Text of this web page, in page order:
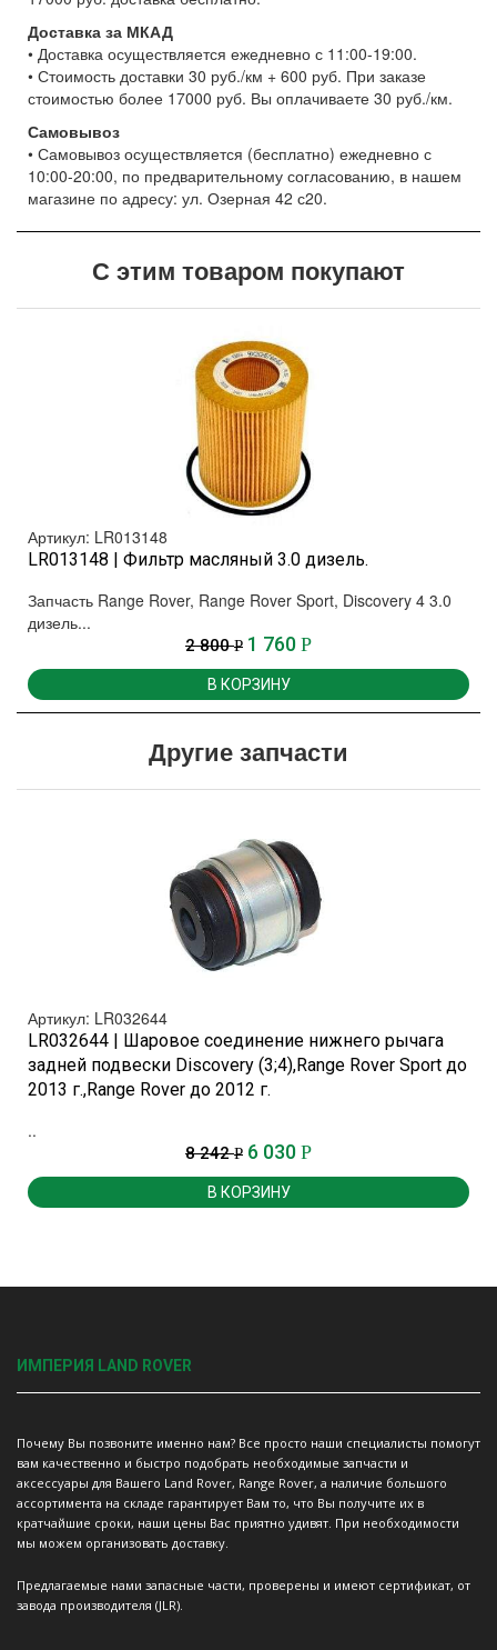
Доставка за МКАД
• Доставка осуществляется ежедневно с 11:00-19:00.
• Стоимость доставки 30 руб./км + 600 руб. При заказе
стоимостью более 17000 руб. Вы оплачиваете 30 руб./км.
Самовывоз
• Самовывоз осуществляется (бесплатно) ежедневно с
10:00-20:00, по предварительному согласованию, в нашем
магазине по адресу: ул. Озерная 42 с20.
С этим товаром покупают
Артикул: LR013148
LR013148 | Фильтр масляный 3.0 дизель.
Запчасть Range Rover, Range Rover Sport, Discovery 4 3.0
дизель...
2 800Р 1 760 Р
В КОРЗИНУ
Другие запчасти
Артикул: LR032644
LR032644 | Шаровое соединение нижнего рычага
задней подвески Discovery (3;4),Range Rover Sport до
2013 г.,Range Rover до 2012 г.
..
8 242Р 6 030 Р
В КОРЗИНУ
ИМПЕРИЯ LAND ROVER
Почему Вы позвоните именно нам? Все просто наши специалисты помогут
вам качественно и быстро подобрать необходимые запчасти и
аксессуары для Вашего Land Rover, Range Rover, а наличие большого
ассортимента на складе гарантирует Вам то, что Вы получите их в
кратчайшие сроки, наши цены Вас приятно удивят. При необходимости
мы можем организовать доставку.
Предлагаемые нами запасные части, проверены и имеют сертификат, от
завода производителя (JLR).